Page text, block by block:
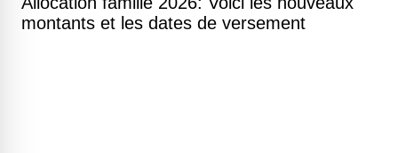
montants et les dates de versement